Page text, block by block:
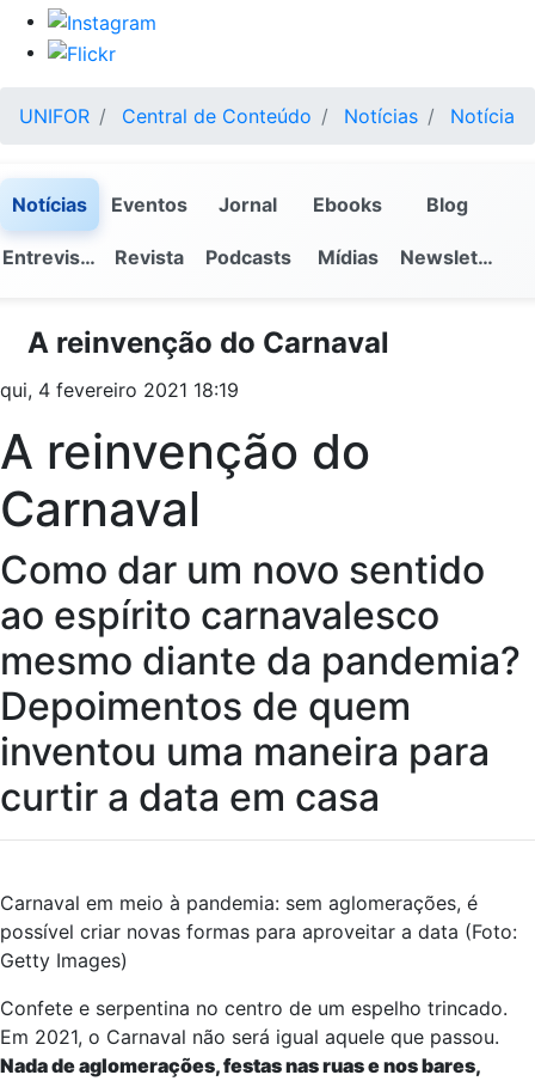
UNIFOR Central de Conteúdo Notícias Notícia
Notícias Eventos Jornal Ebooks Blog
Entrevistas Revista Podcasts Mídias Newsletter
A reinvenção do Carnaval
qui, 4 fevereiro 2021 18:19
A reinvenção do
Carnaval
Como dar um novo sentido
ao espírito carnavalesco
mesmo diante da pandemia?
Depoimentos de quem
inventou uma maneira para
curtir a data em casa
Carnaval em meio à pandemia: sem aglomerações, é
Getty Images)
Confete e serpentina no centro de um espelho trincado.